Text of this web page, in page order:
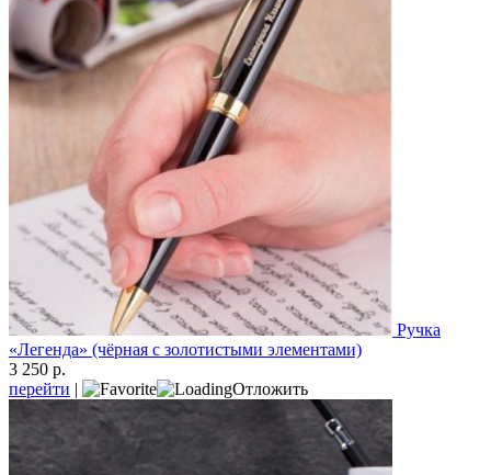
Ручка
«Легенда» (чёрная с золотистыми элементами)
3 250 р.
перейти | Отложить